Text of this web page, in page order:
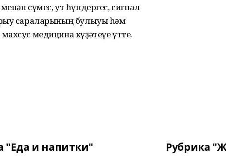
сүмес, ут һүндергес, сигнал
сараларының булыуы һәм
медицина күҙәтеүе үтте.
"Еда и напитки" Рубрика